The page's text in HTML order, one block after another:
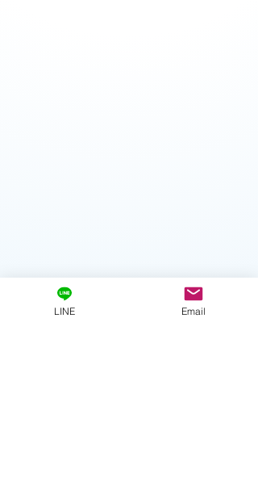
LINE Email